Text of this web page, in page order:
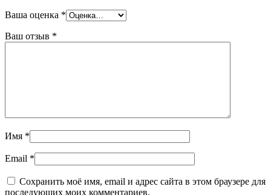
Ваша оценка *
Ваш отзыв *
Имя *
Email *
Сохранить моё имя, email и адрес сайта в этом браузере для
последующих моих комментариев.